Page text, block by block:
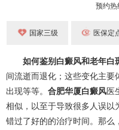
预约热
国家三级 医保定
如何鉴别白癜风和老年白
间流逝而退化；这些变化主要
出现等等。 合肥华厦白癜风 医
相似，以至于导致很多人误以
错过了好的的治疗时间。那么